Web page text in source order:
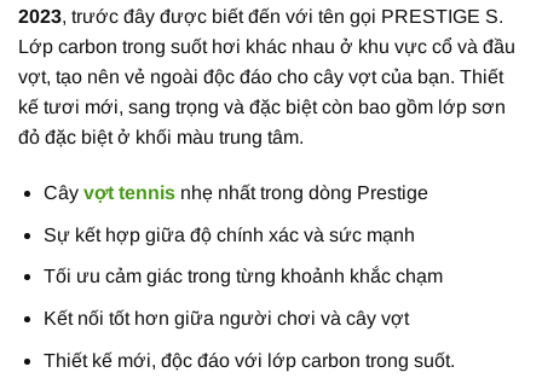
2023, trước đây được biết đến với tên gọi PRESTIGE S.
Lớp carbon trong suốt hơi khác nhau ở khu vực cổ và đầu
vợt, tạo nên vẻ ngoài độc đáo cho cây vợt của bạn. Thiết
kế tươi mới, sang trọng và đặc biệt còn bao gồm lớp sơn
đỏ đặc biệt ở khối màu trung tâm.
Cây vợt tennisnhẹ nhất trong dòng Prestige
Sự kết hợp giữa độ chính xác và sức mạnh
Tối ưu cảm giác trong từng khoảnh khắc chạm
Kết nối tốt hơn giữa người chơi và cây vợt
Thiết kế mới, độc đáo với lớp carbon trong suốt.